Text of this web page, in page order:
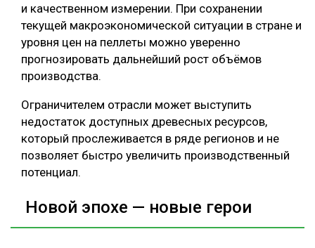
и качественном измерении. При сохранении
текущей макроэкономической ситуации в стране и
уровня цен на пеллеты можно уверенно
прогнозировать дальнейший рост объёмов
производства.
Ограничителем отрасли может выступить
недостаток доступных древесных ресурсов,
который прослеживается в ряде регионов и не
позволяет быстро увеличить производственный
потенциал.
Новой эпохе — новые герои